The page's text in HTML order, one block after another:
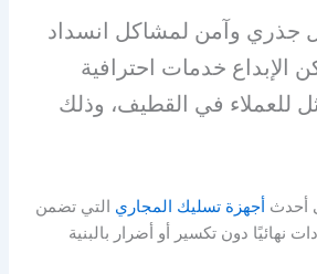
جذري وآمن لمشاكل انسداد
الإبداع خدمات احترافية
للعملاء في القطيف، وذلك
أحدث أجهزة تسليك المجاري التي تضمن
نهائيًا دون تكسير أو أضرار بالبنية